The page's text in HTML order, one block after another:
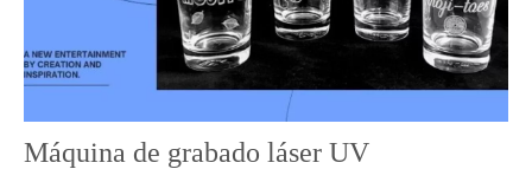
Máquina de grabado láser UV